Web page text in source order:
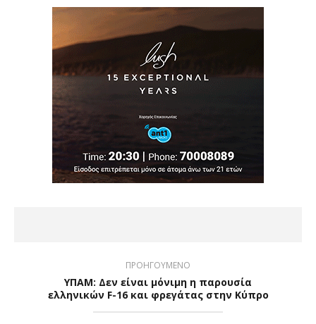
ΠΡΟΗΓΟΥΜΕΝΟ
ΥΠΑΜ: Δεν είναι μόνιμη η παρουσία
ελληνικών F-16 και φρεγάτας στην Κύπρο